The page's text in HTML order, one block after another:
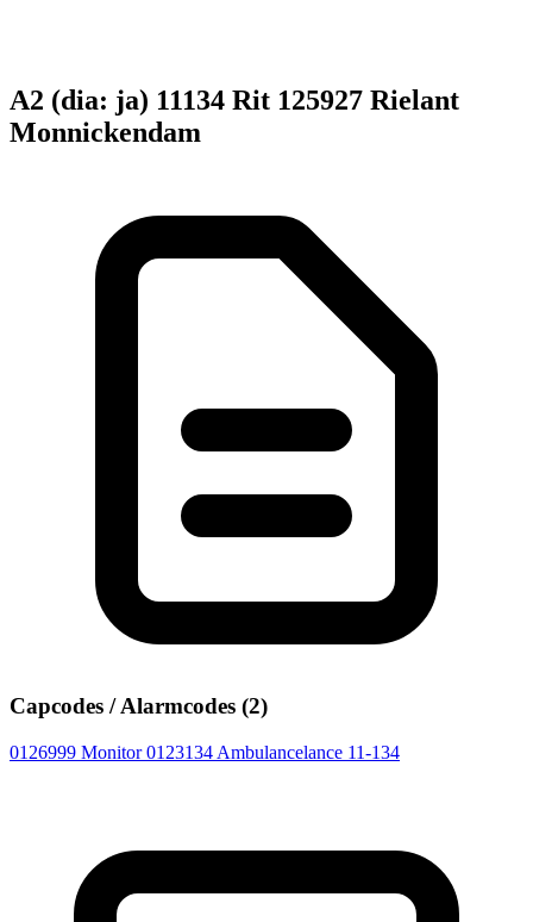
A2 (dia: ja) 11134 Rit 125927 Rielant
Monnickendam
Capcodes / Alarmcodes (2)
0126999 Monitor 0123134 Ambulancelance 11-134